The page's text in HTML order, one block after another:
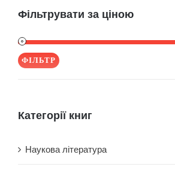
Фільтрувати за ціною
ФІЛЬТР
Категорії книг
Наукова література